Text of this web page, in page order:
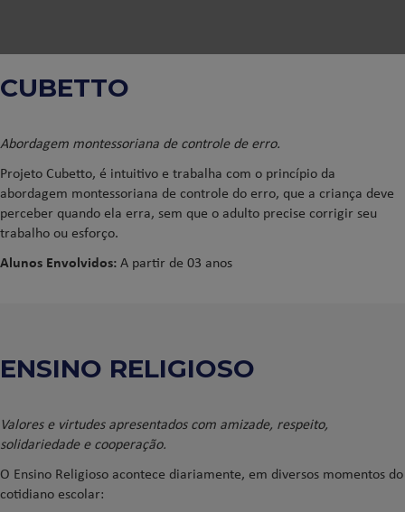
CUBETTO
Abordagem montessoriana de controle de erro.
Projeto Cubetto, é intuitivo e trabalha com o princípio da
abordagem montessoriana de controle do erro, que a criança deve
perceber quando ela erra, sem que o adulto precise corrigir seu
trabalho ou esforço.
Alunos Envolvidos:A partir de 03 anos
ENSINO RELIGIOSO
Valores e virtudes apresentados com amizade, respeito,
solidariedade e cooperação.
O Ensino Religioso acontece diariamente, em diversos momentos do
cotidiano escolar: